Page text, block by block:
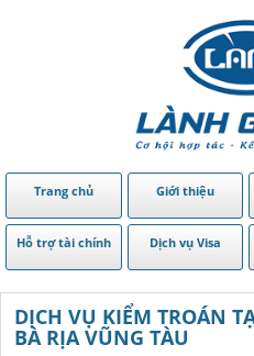
Trang chủ Giới thiệu
Hỗ trợ tài chính Dịch vụ Visa
DỊCH VỤ KIỂM TROÁN
BÀ RỊA VŨNG TÀU